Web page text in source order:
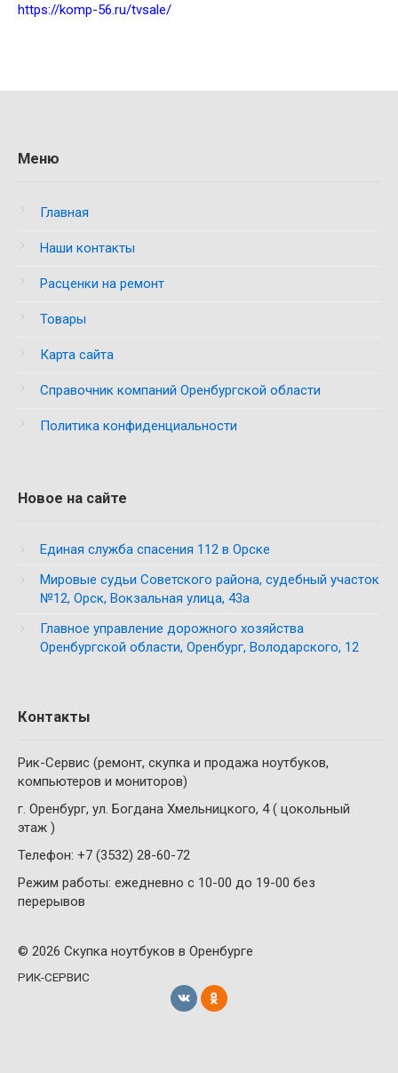
https://komp-56.ru/tvsale/
Меню
Главная
Наши контакты
Расценки на ремонт
Товары
Карта сайта
Справочник компаний Оренбургской области
Политика конфиденциальности
Новое на сайте
Единая служба спасения 112 в Орске
Мировые судьи Советского района, судебный участок
№12, Орск, Вокзальная улица, 43а
Главное управление дорожного хозяйства
Оренбургской области, Оренбург, Володарского, 12
Контакты
Рик-Сервис (ремонт, скупка и продажа ноутбуков,
компьютеров и мониторов)
г. Оренбург, ул. Богдана Хмельницкого, 4 ( цокольный
этаж )
Телефон: +7 (3532) 28-60-72
Режим работы: ежедневно с 10-00 до 19-00 без
перерывов
© 2026 Скупка ноутбуков в Оренбурге
РИК-СЕРВИС